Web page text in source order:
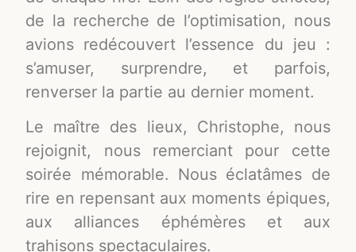
de la recherche de l’optimisation, nous
avions redécouvert l’essence du jeu :
s’amuser, surprendre, et parfois,
renverser la partie au dernier moment.
Le maître des lieux, Christophe, nous
rejoignit, nous remerciant pour cette
soirée mémorable. Nous éclatâmes de
rire en repensant aux moments épiques,
aux alliances éphémères et aux
trahisons spectaculaires.